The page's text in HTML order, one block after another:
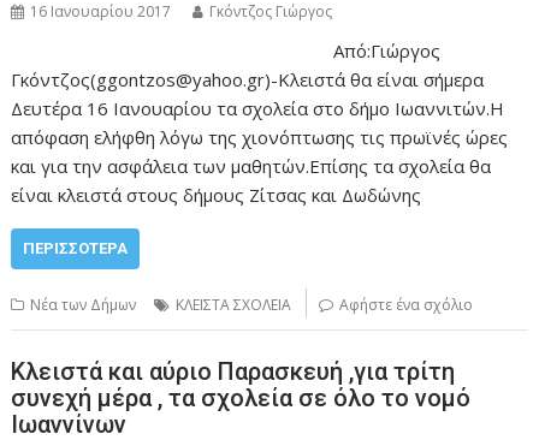
16 Ιανουαρίου 2017 Γκόντζος Γιώργος
Από:Γιώργος
Γκόντζος(ggontzos@yahoo.gr)-Κλειστά θα είναι σήμερα
Δευτέρα 16 Ιανουαρίου τα σχολεία στο δήμο Ιωαννιτών.Η
απόφαση ελήφθη λόγω της χιονόπτωσης τις πρωϊνές ώρες
και για την ασφάλεια των μαθητών.Επίσης τα σχολεία θα
είναι κλειστά στους δήμους Ζίτσας και Δωδώνης
ΠΕΡΙΣΣΌΤΕΡΑ
Νέα των Δήμων ΚΛΕΙΣΤΑ ΣΧΟΛΕΙΑ Αφήστε ένα σχόλιο
Κλειστά και αύριο Παρασκευή ,για τρίτη
συνεχή μέρα , τα σχολεία σε όλο το νομό
Ιωαννίνων